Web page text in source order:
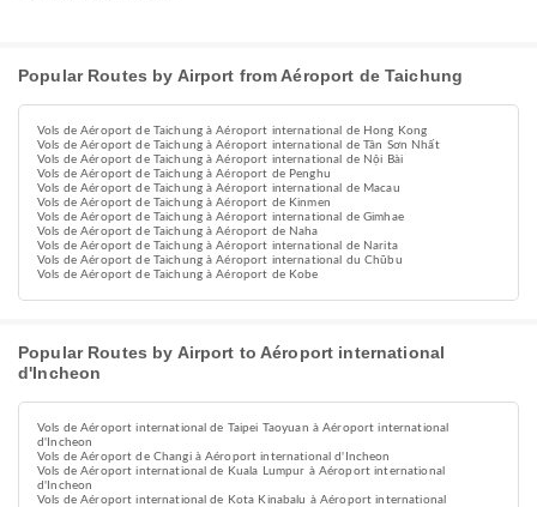
Popular Routes by Airport from Aéroport de Taichung
Vols de Aéroport de Taichung à Aéroport international de Hong Kong
Vols de Aéroport de Taichung à Aéroport international de Tân Sơn Nhất
Vols de Aéroport de Taichung à Aéroport international de Nội Bài
Vols de Aéroport de Taichung à Aéroport de Penghu
Vols de Aéroport de Taichung à Aéroport international de Macau
Vols de Aéroport de Taichung à Aéroport de Kinmen
Vols de Aéroport de Taichung à Aéroport international de Gimhae
Vols de Aéroport de Taichung à Aéroport de Naha
Vols de Aéroport de Taichung à Aéroport international de Narita
Vols de Aéroport de Taichung à Aéroport international du Chūbu
Vols de Aéroport de Taichung à Aéroport de Kobe
Popular Routes by Airport to Aéroport international
d'Incheon
Vols de Aéroport international de Taipei Taoyuan à Aéroport international
d'Incheon
Vols de Aéroport de Changi à Aéroport international d'Incheon
Vols de Aéroport international de Kuala Lumpur à Aéroport international
d'Incheon
Vols de Aéroport international de Kota Kinabalu à Aéroport international